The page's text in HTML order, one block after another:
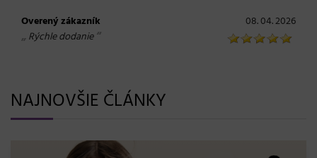
Overený zákazník 08. 04. 2026
„ Rýchle dodanie“
NAJNOVŠIE ČLÁNKY